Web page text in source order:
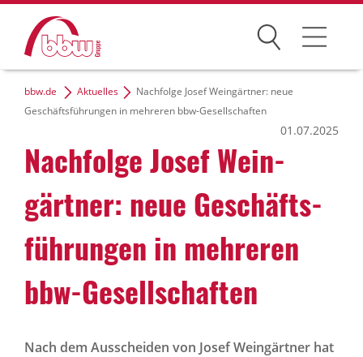
Suchen
Arbeitsfelder
Über uns
bbw e. V.
Karriere
bbw.de Aktuelles
Nachfolge Josef Weingärtner: neue
Geschäftsführungen in mehreren bbw-Gesellschaften
Nach­folge Josef Wein­
gärtner: neue Geschäfts­
füh­rungen in mehreren
bbw-Gesell­schaften
01.07.2025
Nach dem Ausscheiden von Josef Weingärtner hat